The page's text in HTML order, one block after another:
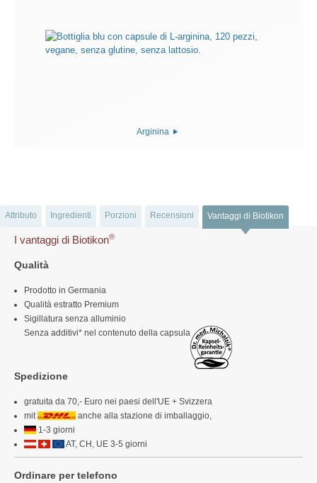
Arginina
Attributo Ingredienti Porzioni Recensioni Vantaggi di Biotikon
I vantaggi di Biotikon®
Qualità
Prodotto in Germania
Qualità estratto Premium
Sigillatura senza alluminio
Senza additivi* nel contenuto della capsula
Spedizione
gratuita da 70,- Euro nei paesi dell'UE + Svizzera
mit
anche alla stazione di imballaggio,
1-3 giorni
AT, CH, UE 3-5 giorni
Ordinare per telefono